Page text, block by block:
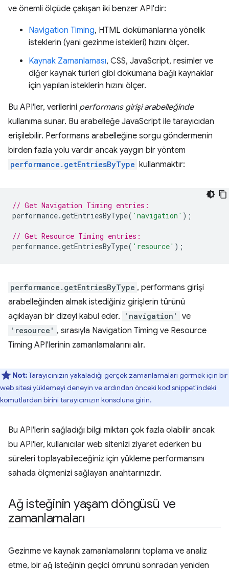
ve önemli ölçüde çakışan iki benzer API'dir:
Navigation Timing, HTML dokümanlarına yönelik
isteklerin (yani gezinme istekleri) hızını ölçer.
Kaynak Zamanlaması, CSS, JavaScript, resimler ve
diğer kaynak türleri gibi dokümana bağlı kaynaklar
için yapılan isteklerin hızını ölçer.
Bu API'ler, verilerini performans girişi arabelleğinde
kullanıma sunar. Bu arabelleğe JavaScript ile tarayıcıdan
erişilebilir. Performans arabelleğine sorgu göndermenin
birden fazla yolu vardır ancak yaygın bir yöntem
performance.getEntriesByType kullanmaktır:
// Get Navigation Timing entries:
performance.getEntriesByType( 'navigation' );
// Get Resource Timing entries:
performance.getEntriesByType( 'resource' );
performance.getEntriesByType , performans girişi
arabelleğinden almak istediğiniz girişlerin türünü
açıklayan bir dizeyi kabul eder.
'navigation' ve
'resource' , sırasıyla Navigation Timing ve Resource
Timing API'lerinin zamanlamalarını alır.
Not:Tarayıcınızın yakaladığı gerçek zamanlamaları görmek için bir
web sitesi yüklemeyi deneyin ve ardından önceki kod snippet'indeki
komutlardan birini tarayıcınızın konsoluna girin.
Bu API'lerin sağladığı bilgi miktarı çok fazla olabilir ancak
bu API'ler, kullanıcılar web sitenizi ziyaret ederken bu
süreleri toplayabileceğiniz için yükleme performansını
sahada ölçmenizi sağlayan anahtarınızdır.
Ağ isteğinin yaşam döngüsü ve
zamanlamaları
Gezinme ve kaynak zamanlamalarını toplama ve analiz
etme, bir ağ isteğinin geçici ömrünü sonradan yeniden